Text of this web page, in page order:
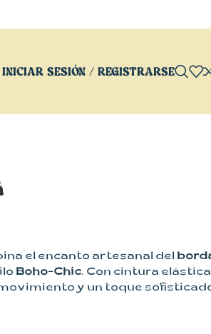
INICIAR SESIÓN / REGISTRARSE
el encanto artesanal del
Boho-Chic. Con cintura
y un toque